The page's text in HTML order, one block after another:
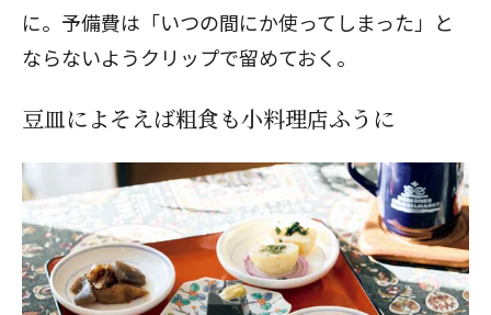
に。予備費は「いつの間にか使ってしまった」と
ならないようクリップで留めておく。
豆皿によそえば粗食も小料理店ふうに